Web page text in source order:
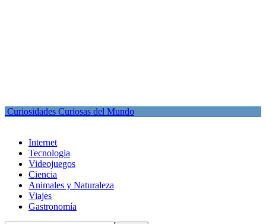
Curiosidades Curiosas del Mundo
Internet
Tecnologia
Videojuegos
Ciencia
Animales y Naturaleza
Viajes
Gastronomía